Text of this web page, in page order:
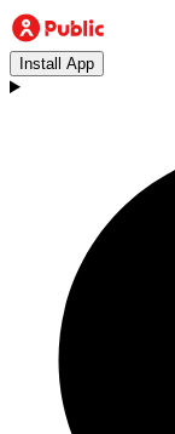
Install App